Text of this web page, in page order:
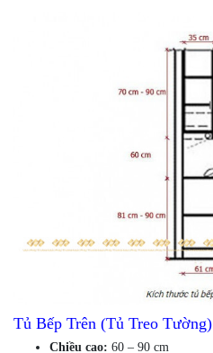
Tủ Bếp Trên (Tủ Treo Tường)
Chiều cao: 60 – 90 cm